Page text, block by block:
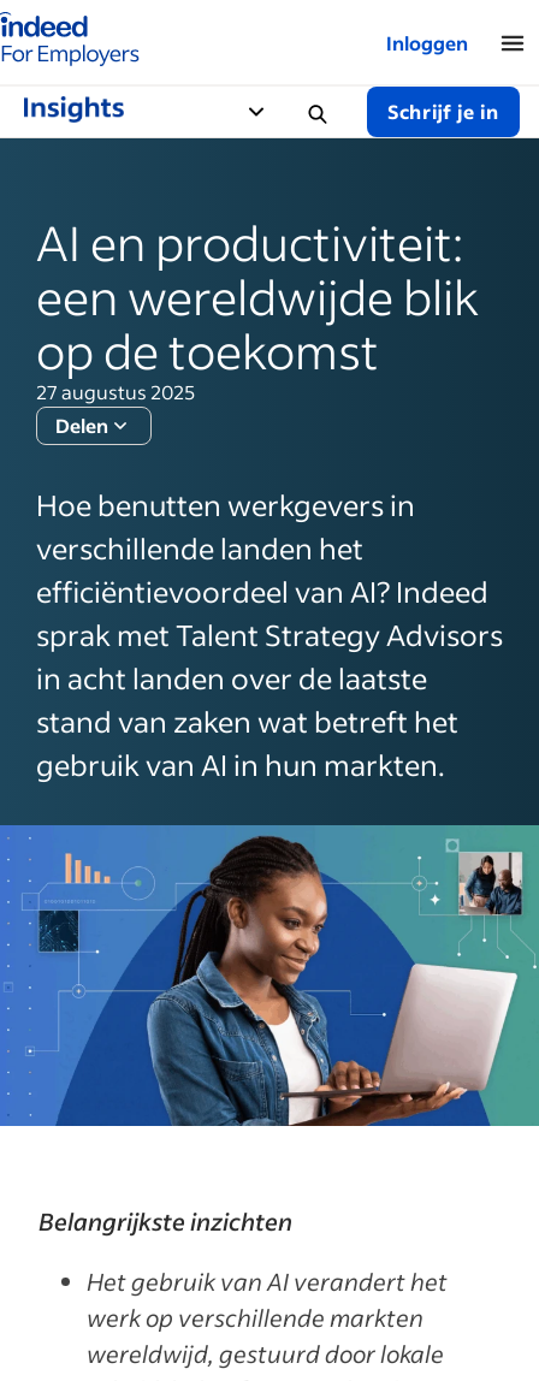
van Indeed - Voor werkgevers
Inloggen
Schrijf je in
AI en productiviteit:
een wereldwijde blik
op de toekomst
27 augustus 2025
Delen
Hoe benutten werkgevers in
verschillende landen het
efficiëntievoordeel van AI? Indeed
sprak met Talent Strategy Advisors
in acht landen over de laatste
stand van zaken wat betreft het
gebruik van AI in hun markten.
Belangrijkste inzichten
Het gebruik van AI verandert het
werk op verschillende markten
wereldwijd, gestuurd door lokale